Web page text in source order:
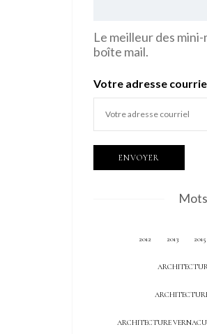
Le meilleur des
boîte mail.
Votre adresse
2012 2013 2015
ARCHITECTURE